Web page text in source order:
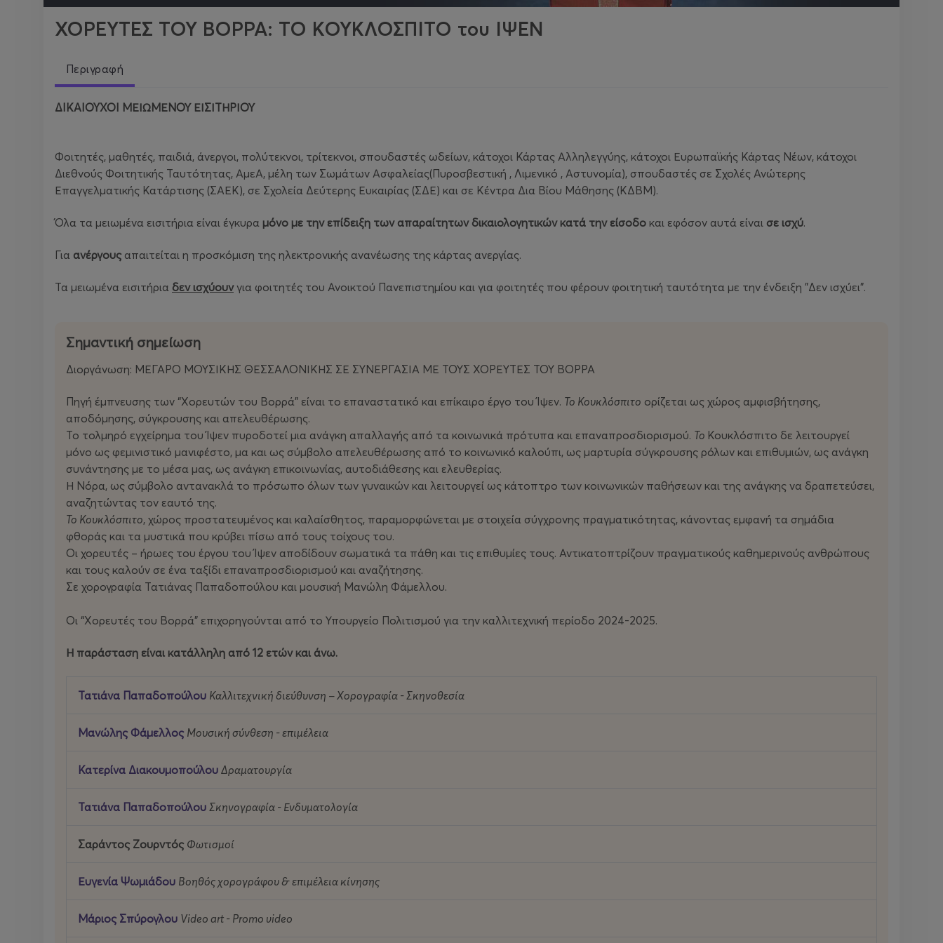
ΧΟΡΕΥΤΕΣ ΤΟΥ ΒΟΡΡΑ: ΤΟ ΚΟΥΚΛΟΣΠΙΤΟ του ΙΨΕΝ
Περιγραφή
ΔIKAIOYXOI ΜΕΙΩΜΕΝΟΥ ΕΙΣΙΤΗΡΙΟΥ
Φοιτητές, μαθητές, παιδιά, άνεργοι, πολύτεκνοι, τρίτεκνοι, σπουδαστές ωδείων, κάτοχοι Κάρτας Αλληλεγγύης, κάτοχοι Ευρωπαϊκής Κάρτας Νέων, κάτοχοι
Διεθνούς Φοιτητικής Ταυτότητας, ΑμεΑ, μέλη των Σωμάτων Ασφαλείας(Πυροσβεστική , Λιμενικό , Αστυνομία), σπουδαστές σε Σχολές Ανώτερης
Επαγγελματικής Κατάρτισης (ΣΑΕΚ), σε Σχολεία Δεύτερης Ευκαιρίας (ΣΔΕ) και σε Κέντρα Δια Βίου Μάθησης (ΚΔΒΜ).
Όλα τα μειωμένα εισιτήρια είναι έγκυρα μόνο με την επίδειξη των απαραίτητων δικαιολογητικών κατά την είσοδο και εφόσον αυτά είναι σε ισχύ.
Για ανέργους απαιτείται η προσκόμιση της ηλεκτρονικής ανανέωσης της κάρτας ανεργίας.
Τα μειωμένα εισιτήρια δεν ισχύουνγια φοιτητές του Ανοικτού Πανεπιστημίου και για φοιτητές που φέρουν φοιτητική ταυτότητα με την ένδειξη "Δεν ισχύει".
Σημαντική σημείωση
Διοργάνωση: ΜΕΓΑΡΟ ΜΟΥΣΙΚΗΣ ΘΕΣΣΑΛΟΝΙΚΗΣ ΣΕ ΣΥΝΕΡΓΑΣΙΑ ΜΕ ΤΟΥΣ ΧΟΡΕΥΤΕΣ ΤΟΥ ΒΟΡΡΑ
Πηγή έμπνευσης των “Χορευτών του Βορρά” είναι το επαναστατικό και επίκαιρο έργο του Ίψεν. Το Κουκλόσπιτο ορίζεται ως χώρος αμφισβήτησης,
αποδόμησης, σύγκρουσης και απελευθέρωσης.
Το τολμηρό εγχείρημα του Ίψεν πυροδοτεί μια ανάγκη απαλλαγής από τα κοινωνικά πρότυπα και επαναπροσδιορισμού. Το Κουκλόσπιτο δε λειτουργεί
μόνο ως φεμινιστικό μανιφέστο, μα και ως σύμβολο απελευθέρωσης από το κοινωνικό καλούπι, ως μαρτυρία σύγκρουσης ρόλων και επιθυμιών, ως ανάγκη
συνάντησης με το μέσα μας, ως ανάγκη επικοινωνίας, αυτοδιάθεσης και ελευθερίας.
Η Νόρα, ως σύμβολο αντανακλά το πρόσωπο όλων των γυναικών και λειτουργεί ως κάτοπτρο των κοινωνικών παθήσεων και της ανάγκης να δραπετεύσει,
αναζητώντας τον εαυτό της.
Το Κουκλόσπιτο, χώρος προστατευμένος και καλαίσθητος, παραμορφώνεται με στοιχεία σύγχρονης πραγματικότητας, κάνοντας εμφανή τα σημάδια
φθοράς και τα μυστικά που κρύβει πίσω από τους τοίχους του.
Οι χορευτές – ήρωες του έργου του Ίψεν αποδίδουν σωματικά τα πάθη και τις επιθυμίες τους. Αντικατοπτρίζουν πραγματικούς καθημερινούς ανθρώπους
και τους καλούν σε ένα ταξίδι επαναπροσδιορισμού και αναζήτησης.
Σε χορογραφία Τατιάνας Παπαδοπούλου και μουσική Μανώλη Φάμελλου.
Οι “Χορευτές του Βορρά” επιχορηγούνται από το Υπουργείο Πολιτισμού για την καλλιτεχνική περίοδο 2024-2025.
Η παράσταση είναι κατάλληλη από 12 ετών και άνω.
Τατιάνα Παπαδοπούλου Καλλιτεχνική διεύθυνση – Χορογραφία - Σκηνοθεσία
Μανώλης Φάμελλος Μουσική σύνθεση - επιμέλεια
Κατερίνα Διακουμοπούλου Δραματουργία
Τατιάνα Παπαδοπούλου Σκηνογραφία - Ενδυματολογία
Σαράντος Ζουρντός Φωτισμοί
Ευγενία Ψωμιάδου Βοηθός χορογράφου & επιμέλεια κίνησης
Μάριος Σπύρογλου Video art - Promo video